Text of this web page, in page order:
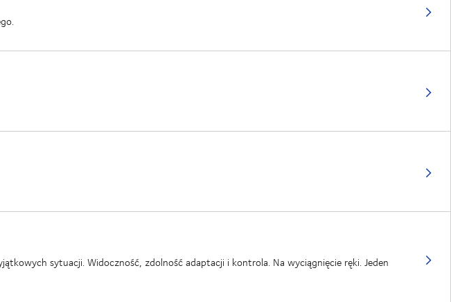
sytuacji. Widoczność, zdolność adaptacji i kontrola. Na wyciągnięcie ręki. Jeden